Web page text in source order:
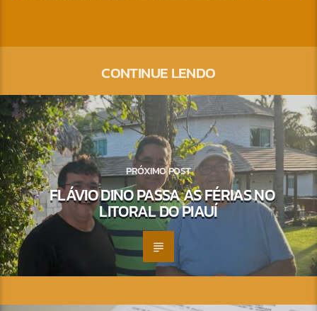
CONTINUE LENDO
PRÓXIMO POST
FLÁVIO DINO PASSA AS FÉRIAS NO
LITORAL DO PIAUÍ